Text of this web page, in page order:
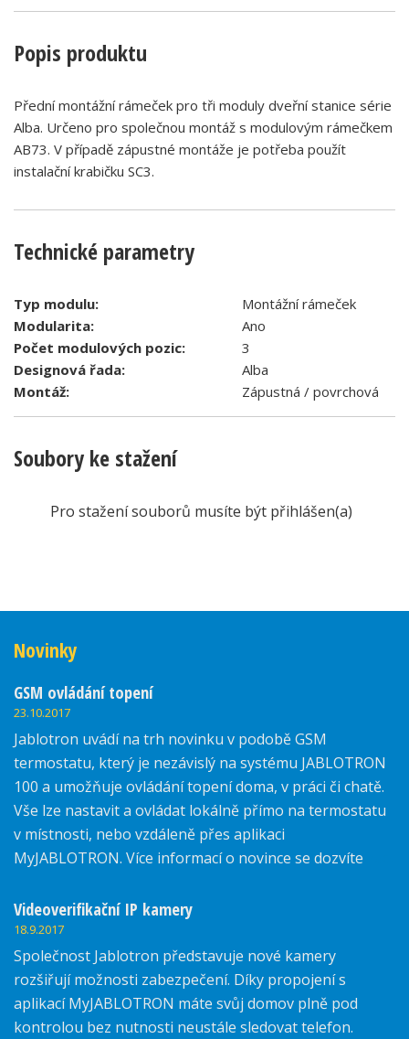
Popis produktu
Přední montážní rámeček pro tři moduly dveřní stanice série
Alba. Určeno pro společnou montáž s modulovým rámečkem
AB73. V případě zápustné montáže je potřeba použít
instalační krabičku SC3.
Technické parametry
Typ modulu:
Montážní rámeček
Modularita:
Ano
Počet modulových pozic:
3
Designová řada:
Alba
Montáž:
Zápustná / povrchová
Soubory ke stažení
Pro stažení souborů musíte být přihlášen(a)
Novinky
GSM ovládání topení
23.10.2017
Jablotron uvádí na trh novinku v podobě GSM
termostatu, který je nezávislý na systému JABLOTRON
100 a umožňuje ovládání topení doma, v práci či chatě.
Vše lze nastavit a ovládat lokálně přímo na termostatu
v místnosti, nebo vzdáleně přes aplikaci
MyJABLOTRON. Více informací o novince se dozvíte
Videoverifikační IP kamery
18.9.2017
Společnost Jablotron představuje nové kamery
rozšiřují možnosti zabezpečení. Díky propojení s
aplikací MyJABLOTRON máte svůj domov plně pod
kontrolou bez nutnosti neustále sledovat telefon.